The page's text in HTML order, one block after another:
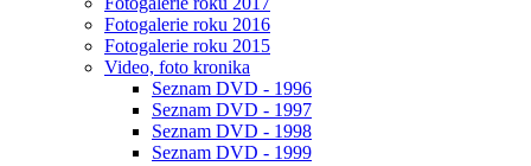
Fotogalerie roku 2016
Fotogalerie roku 2015
Video, foto kronika
Seznam DVD - 1996
Seznam DVD - 1997
Seznam DVD - 1998
Seznam DVD - 1999